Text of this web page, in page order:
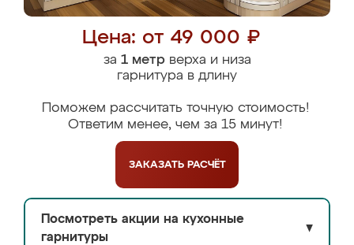
Цена: от 49 000 ₽
за 1 метрверха и низа
гарнитура в длину
Поможем рассчитать точную стоимость!
Ответим менее, чем за 15 минут!
ЗАКАЗАТЬ РАСЧЁТ
Посмотреть акции на кухонные
гарнитуры
▼